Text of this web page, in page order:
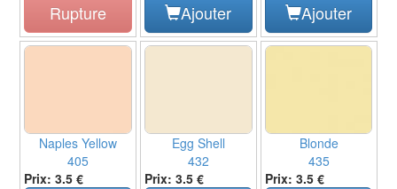
Rupture Ajouter Ajouter
Naples Yellow
405
Prix: 3.5 €
Egg Shell
432
Prix: 3.5 €
Blonde
435
Prix: 3.5 €